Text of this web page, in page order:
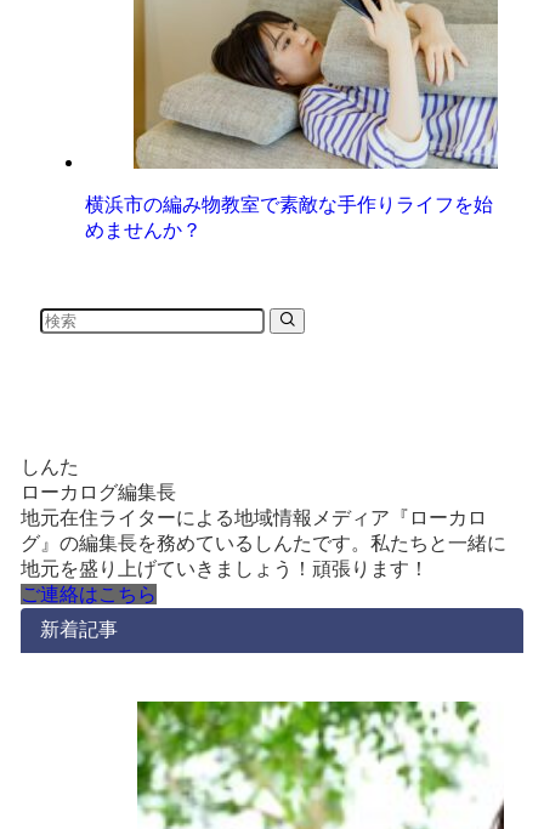
横浜市の編み物教室で素敵な手作りライフを始
めませんか？
しんた
ローカログ編集長
地元在住ライターによる地域情報メディア『ローカロ
グ』の編集長を務めているしんたです。私たちと一緒に
地元を盛り上げていきましょう！頑張ります！
ご連絡はこちら
新着記事